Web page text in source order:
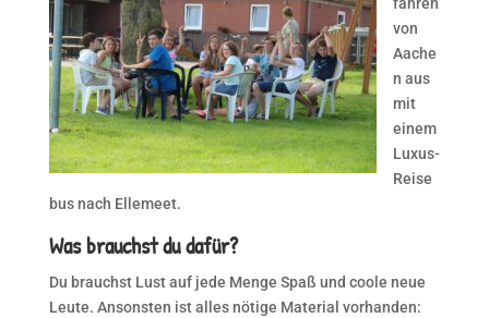
fahren
von
Aache
n aus
mit
einem
Luxus-
Reise
bus nach Ellemeet.
Was brauchst du dafür?
Du brauchst Lust auf jede Menge Spaß und coole neue
Leute. Ansonsten ist alles nötige Material vorhanden: